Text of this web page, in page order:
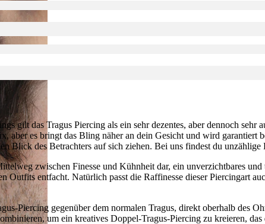
gilt das Tragus Piercing als ein sehr dezentes, aber dennoch
aber es bringt das Bling näher an dein Gesicht und wird
Blick des Betrachters auf sich ziehen. Bei uns findest du
zwischen Finesse und Kühnheit dar, ein unverzichtbares
Outfits entfacht. Natürlich passt die Raffinesse dieser Piercingart
Piercing gegenüber dem normalen Tragus, direkt oberhalb des
um ein kreatives Doppel-Tragus-Piercing zu kreieren,